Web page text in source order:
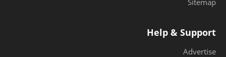
Help & Support
Advertise